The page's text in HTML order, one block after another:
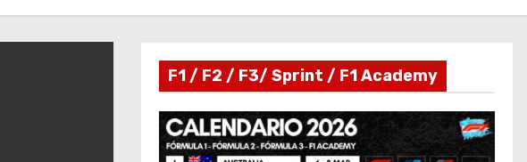
F1 / F2 / F3/ Sprint / F1 Academy